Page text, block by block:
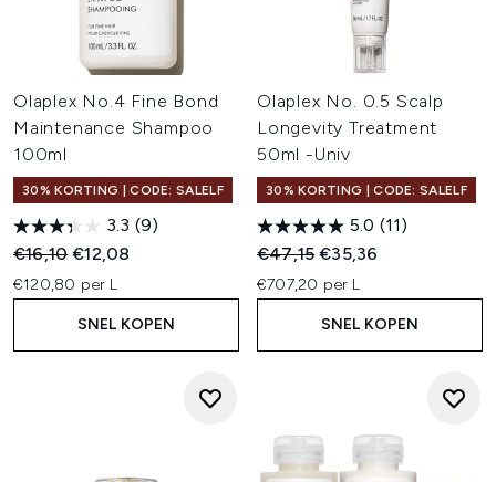
Olaplex No.4 Fine Bond
Maintenance Shampoo
100ml
30% KORTING | CODE: SALELF
3.3 (9)
Recommended Retail Price:
€16,10Huidige prijs:
€12,08
€120,80 per L
SNEL KOPEN
Olaplex No. 0.5 Scalp
Longevity Treatment
50ml -Univ
30% KORTING | CODE: SALELF
5.0 (11)
Recommended Retail Price:
€47,15Huidige prijs:
€35,36
€707,20 per L
SNEL KOPEN